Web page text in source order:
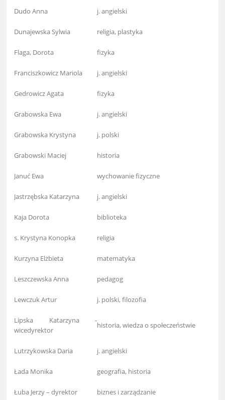
Dudo Anna j. angielski
Dunajewska Sylwia religia, plastyka
Flaga, Dorota fizyka
Franciszkowicz Mariola j. angielski
Gedrowicz Agata fizyka
Grabowska Ewa j. angielski
Grabowska Krystyna j. polski
Grabowski Maciej historia
Januć Ewa wychowanie fizyczne
Jastrzębska Katarzyna j. angielski
Kaja Dorota biblioteka
s. Krystyna Konopka religia
Kurzyna Elżbieta matematyka
Leszczewska Anna pedagog
Lewczuk Artur j. polski, filozofia
Lipska Katarzyna -
wicedyrektor
historia, wiedza o społeczeństwie
Lutrzykowska Daria j. angielski
Łada Monika geografia, historia
Łuba Jerzy – dyrektor biznes i zarządzanie